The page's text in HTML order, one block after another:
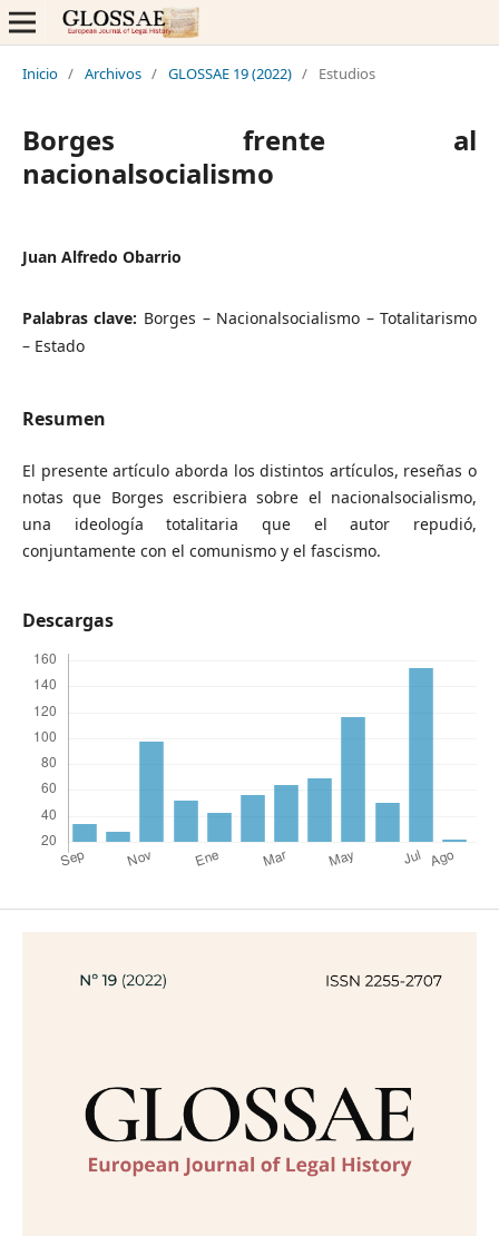
Inicio / Archivos / GLOSSAE 19 (2022) / Estudios
Borges frente al
nacionalsocialismo
Juan Alfredo Obarrio
Palabras clave: Borges – Nacionalsocialismo – Totalitarismo
– Estado
Resumen
El presente artículo aborda los distintos artículos, reseñas o
notas que Borges escribiera sobre el nacionalsocialismo,
una ideología totalitaria que el autor repudió,
conjuntamente con el comunismo y el fascismo.
Descargas